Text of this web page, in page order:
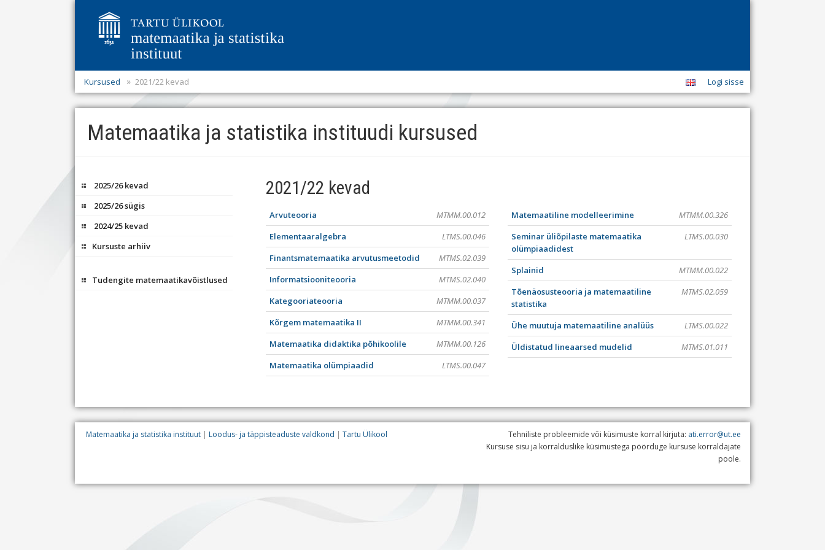
Logi sisse
Kursused 2021/22 kevad
Matemaatika ja statistika instituudi kursused
2025/26 kevad
2025/26 sügis
2024/25 kevad
Kursuste arhiiv
Tudengite matemaatikavõistlused
2021/22 kevad
MTMM.00.012
Arvuteooria
LTMS.00.046
Elementaaralgebra
MTMS.02.039
Finantsmatemaatika arvutusmeetodid
MTMS.02.040
Informatsiooniteooria
MTMM.00.037
Kategooriateooria
MTMM.00.341
Kõrgem matemaatika II
MTMM.00.126
Matemaatika didaktika põhikoolile
LTMS.00.047
Matemaatika olümpiaadid
MTMM.00.326
Matemaatiline modelleerimine
LTMS.00.030
Seminar üliõpilaste matemaatika
olümpiaadidest
MTMM.00.022
Splainid
MTMS.02.059
Tõenäosusteooria ja matemaatiline
statistika
LTMS.00.022
Ühe muutuja matemaatiline analüüs
MTMS.01.011
Üldistatud lineaarsed mudelid
Matemaatika ja statistika instituut Loodus- ja täppisteaduste valdkond Tartu Ülikool Tehniliste probleemide või küsimuste korral kirjuta: ati.error@ut.ee
Kursuse sisu ja korralduslike küsimustega pöörduge kursuse korraldajate
poole.